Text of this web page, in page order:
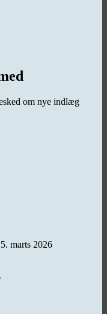
om nye indlæg
marts 2026